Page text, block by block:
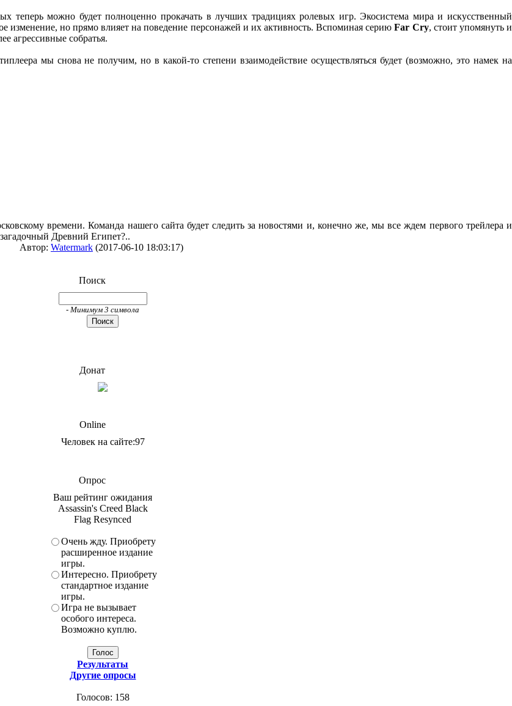
теперь можно будет полноценно прокачать в лучших традициях ролевых игр. Экосистема мира и искусственный
изменение, но прямо влияет на поведение персонажей и их активность. Вспоминая сериюFar Cry, стоит упомянуть и
агрессивные собратья.
мы снова не получим, но в какой-то степени взаимодействие осуществляться будет (возможно, это намек на
времени. Команда нашего сайта будет следить за новостями и, конечно же, мы все ждем первого трейлера и
Древний Египет?..
Автор: Watermark (2017-06-10 18:03:17)
Поиск
- Минимум 3 символа
Донат
Online
Человек на сайте:97
Опрос
Ваш рейтинг ожидания
Assassin's Creed Black
Flag Resynced
Очень жду. Приобрету
расширенное издание
игры.
Интересно. Приобрету
стандартное издание
игры.
Игра не вызывает
особого интереса.
Возможно куплю.
Результаты
Другие опросы
Голосов: 158